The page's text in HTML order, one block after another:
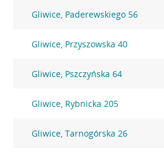
Gliwice, Paderewskiego 56
Gliwice, Przyszowska 40
Gliwice, Pszczyńska 64
Gliwice, Rybnicka 205
Gliwice, Tarnogórska 26